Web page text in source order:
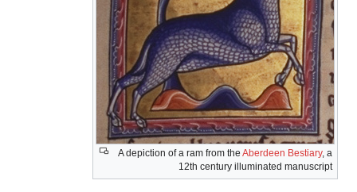
A depiction of a ram from the Aberdeen Bestiary, a
12th century illuminated manuscript